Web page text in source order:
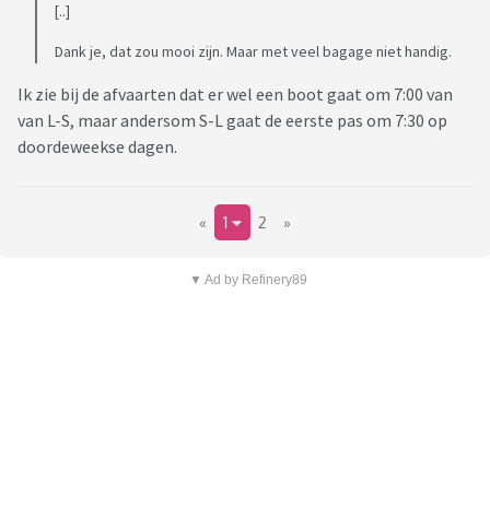
[..]
Dank je, dat zou mooi zijn. Maar met veel bagage niet handig.
Ik zie bij de afvaarten dat er wel een boot gaat om 7:00 van
van L-S, maar andersom S-L gaat de eerste pas om 7:30 op
doordeweekse dagen.
« 1 2 »
▼ Ad by Refinery89